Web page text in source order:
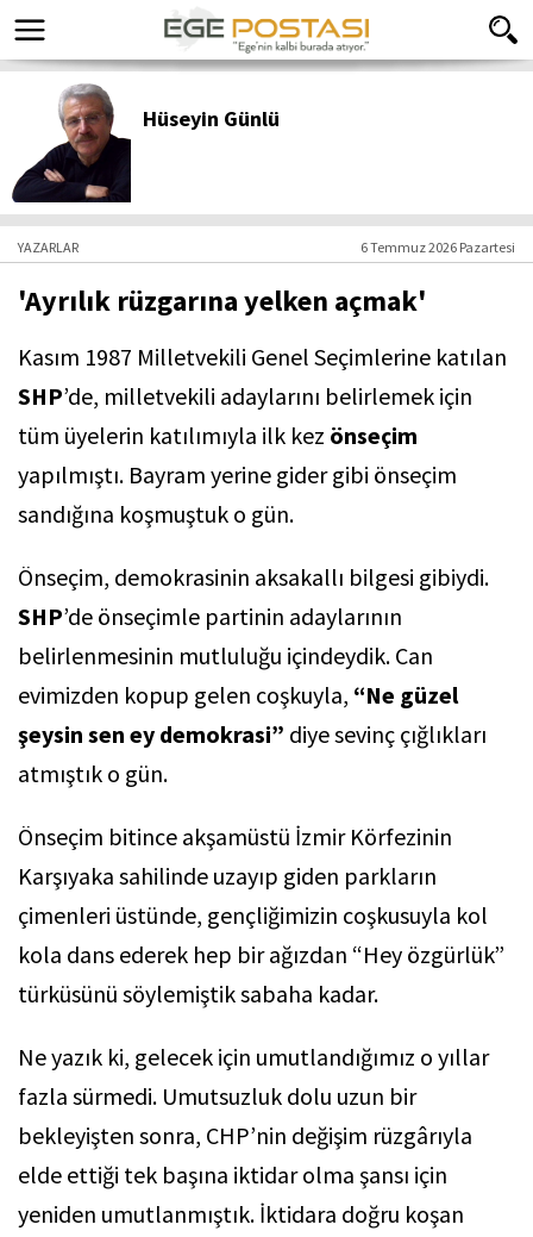
Hüseyin Günlü
YAZARLAR 6 Temmuz 2026 Pazartesi
'Ayrılık rüzgarına yelken açmak'
Kasım 1987 Milletvekili Genel Seçimlerine katılan
SHP’de, milletvekili adaylarını belirlemek için
tüm üyelerin katılımıyla ilk kez önseçim
yapılmıştı. Bayram yerine gider gibi önseçim
sandığına koşmuştuk o gün.
Önseçim, demokrasinin aksakallı bilgesi gibiydi.
SHP’de önseçimle partinin adaylarının
belirlenmesinin mutluluğu içindeydik. Can
evimizden kopup gelen coşkuyla, “Ne güzel
şeysin sen ey demokrasi” diye sevinç çığlıkları
atmıştık o gün.
Önseçim bitince akşamüstü İzmir Körfezinin
Karşıyaka sahilinde uzayıp giden parkların
çimenleri üstünde, gençliğimizin coşkusuyla kol
kola dans ederek hep bir ağızdan “Hey özgürlük”
türküsünü söylemiştik sabaha kadar.
Ne yazık ki, gelecek için umutlandığımız o yıllar
fazla sürmedi. Umutsuzluk dolu uzun bir
bekleyişten sonra, CHP’nin değişim rüzgârıyla
elde ettiği tek başına iktidar olma şansı için
yeniden umutlanmıştık. İktidara doğru koşan